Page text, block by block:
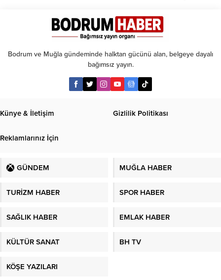
Bodrum ve Muğla gündeminde halktan gücünü alan, belgeye dayalı
bağımsız yayın.
Künye & İletişim Gizlilik Politikası
Reklamlarınız İçin
GÜNDEM MUĞLA HABER
TURİZM HABER SPOR HABER
SAĞLIK HABER EMLAK HABER
KÜLTÜR SANAT BH TV
KÖŞE YAZILARI